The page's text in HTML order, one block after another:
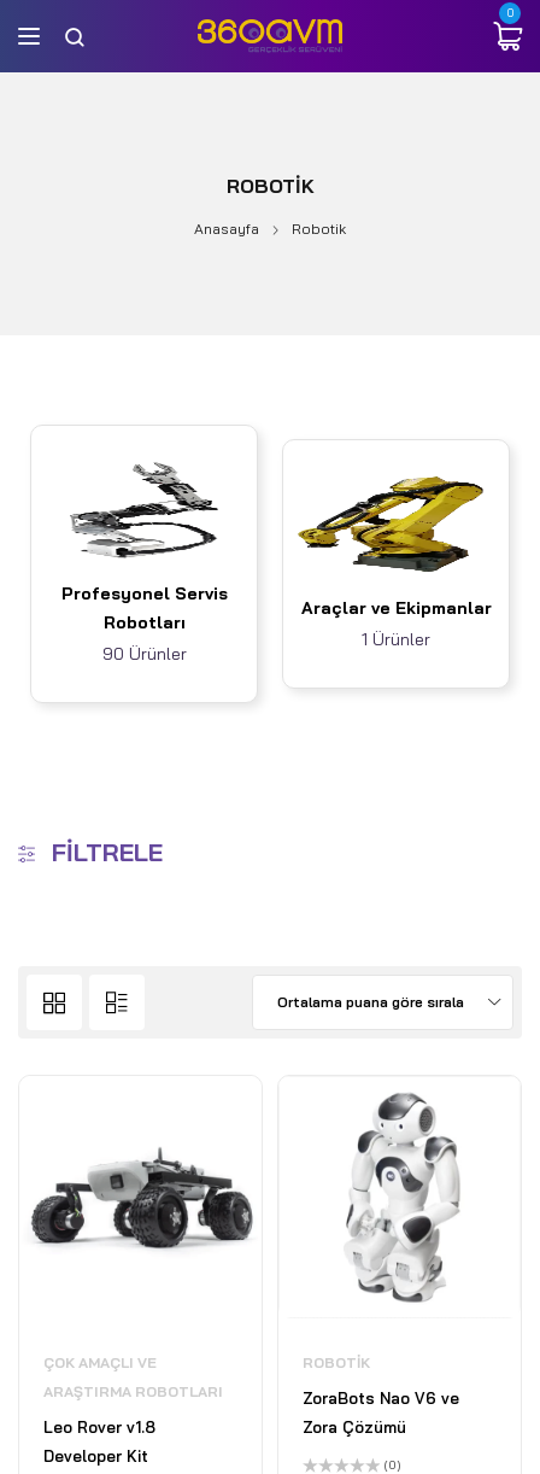
0
ROBOTIK
Anasayfa Robotik
Profesyonel Servis
Robotları
90 Ürünler
Araçlar ve Ekipmanlar
1 Ürünler
FILTRELE
Ortalama puana göre sırala
ÇOK AMAÇLI VE
ARAŞTIRMA ROBOTLARI
Leo Rover v1.8
Developer Kit
ROBOTIK
ZoraBots Nao V6 ve
Zora Çözümü
(0)